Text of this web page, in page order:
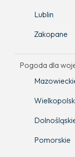
Lublin
Zakopane
Pogoda dla
Pomorskie